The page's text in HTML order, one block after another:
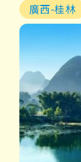
廣西-桂林